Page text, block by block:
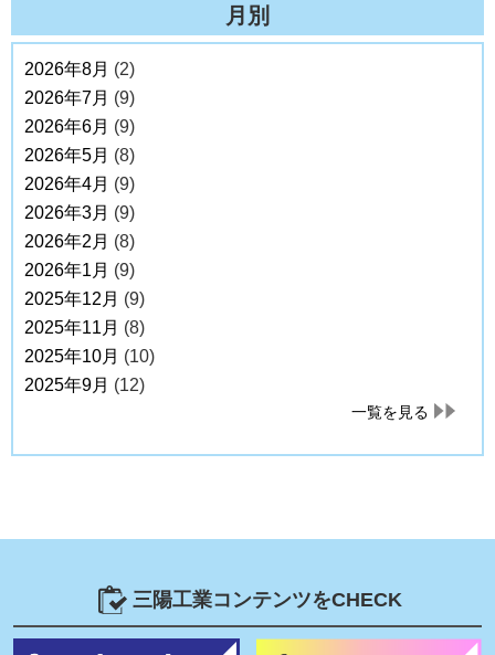
月別
2026年8月 (2)
2026年7月 (9)
2026年6月 (9)
2026年5月 (8)
2026年4月 (9)
2026年3月 (9)
2026年2月 (8)
2026年1月 (9)
2025年12月 (9)
2025年11月 (8)
2025年10月 (10)
2025年9月 (12)
一覧を見る
三陽工業コンテンツをCHECK